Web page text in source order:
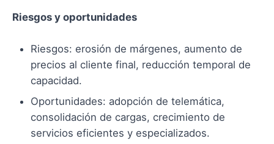
Riesgos y oportunidades
Riesgos: erosión de márgenes, aumento de
precios al cliente final, reducción temporal de
capacidad.
Oportunidades: adopción de telemática,
consolidación de cargas, crecimiento de
servicios eficientes y especializados.